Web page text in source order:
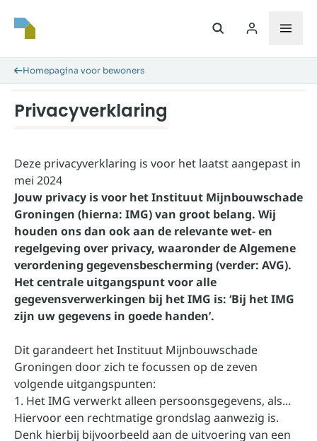
Homepagina voor bewoners
Privacyverklaring
Deze privacyverklaring is voor het laatst aangepast in
mei 2024
Jouw privacy is voor het Instituut Mijnbouwschade
Groningen (hierna: IMG) van groot belang. Wij
houden ons dan ook aan de relevante wet- en
regelgeving over privacy, waaronder de Algemene
verordening gegevensbescherming (verder: AVG).
Het centrale uitgangspunt voor alle
gegevensverwerkingen bij het IMG is: ‘Bij het IMG
zijn uw gegevens in goede handen’.
Dit garandeert het Instituut Mijnbouwschade
Groningen door zich te focussen op de zeven
volgende uitgangspunten:
1. Het IMG verwerkt alleen persoonsgegevens, als...
Hiervoor een rechtmatige grondslag aanwezig is.
Denk hierbij bijvoorbeeld aan de uitvoering van een